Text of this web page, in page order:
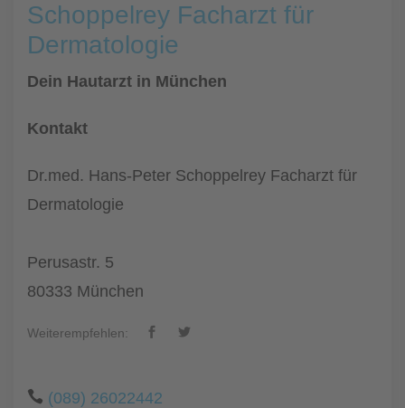
Schoppelrey Facharzt für
Dermatologie
Dein Hautarzt in München
Kontakt
Dr.med. Hans-Peter Schoppelrey Facharzt für
Dermatologie
Perusastr. 5
80333 München
Weiterempfehlen:
(089) 26022442